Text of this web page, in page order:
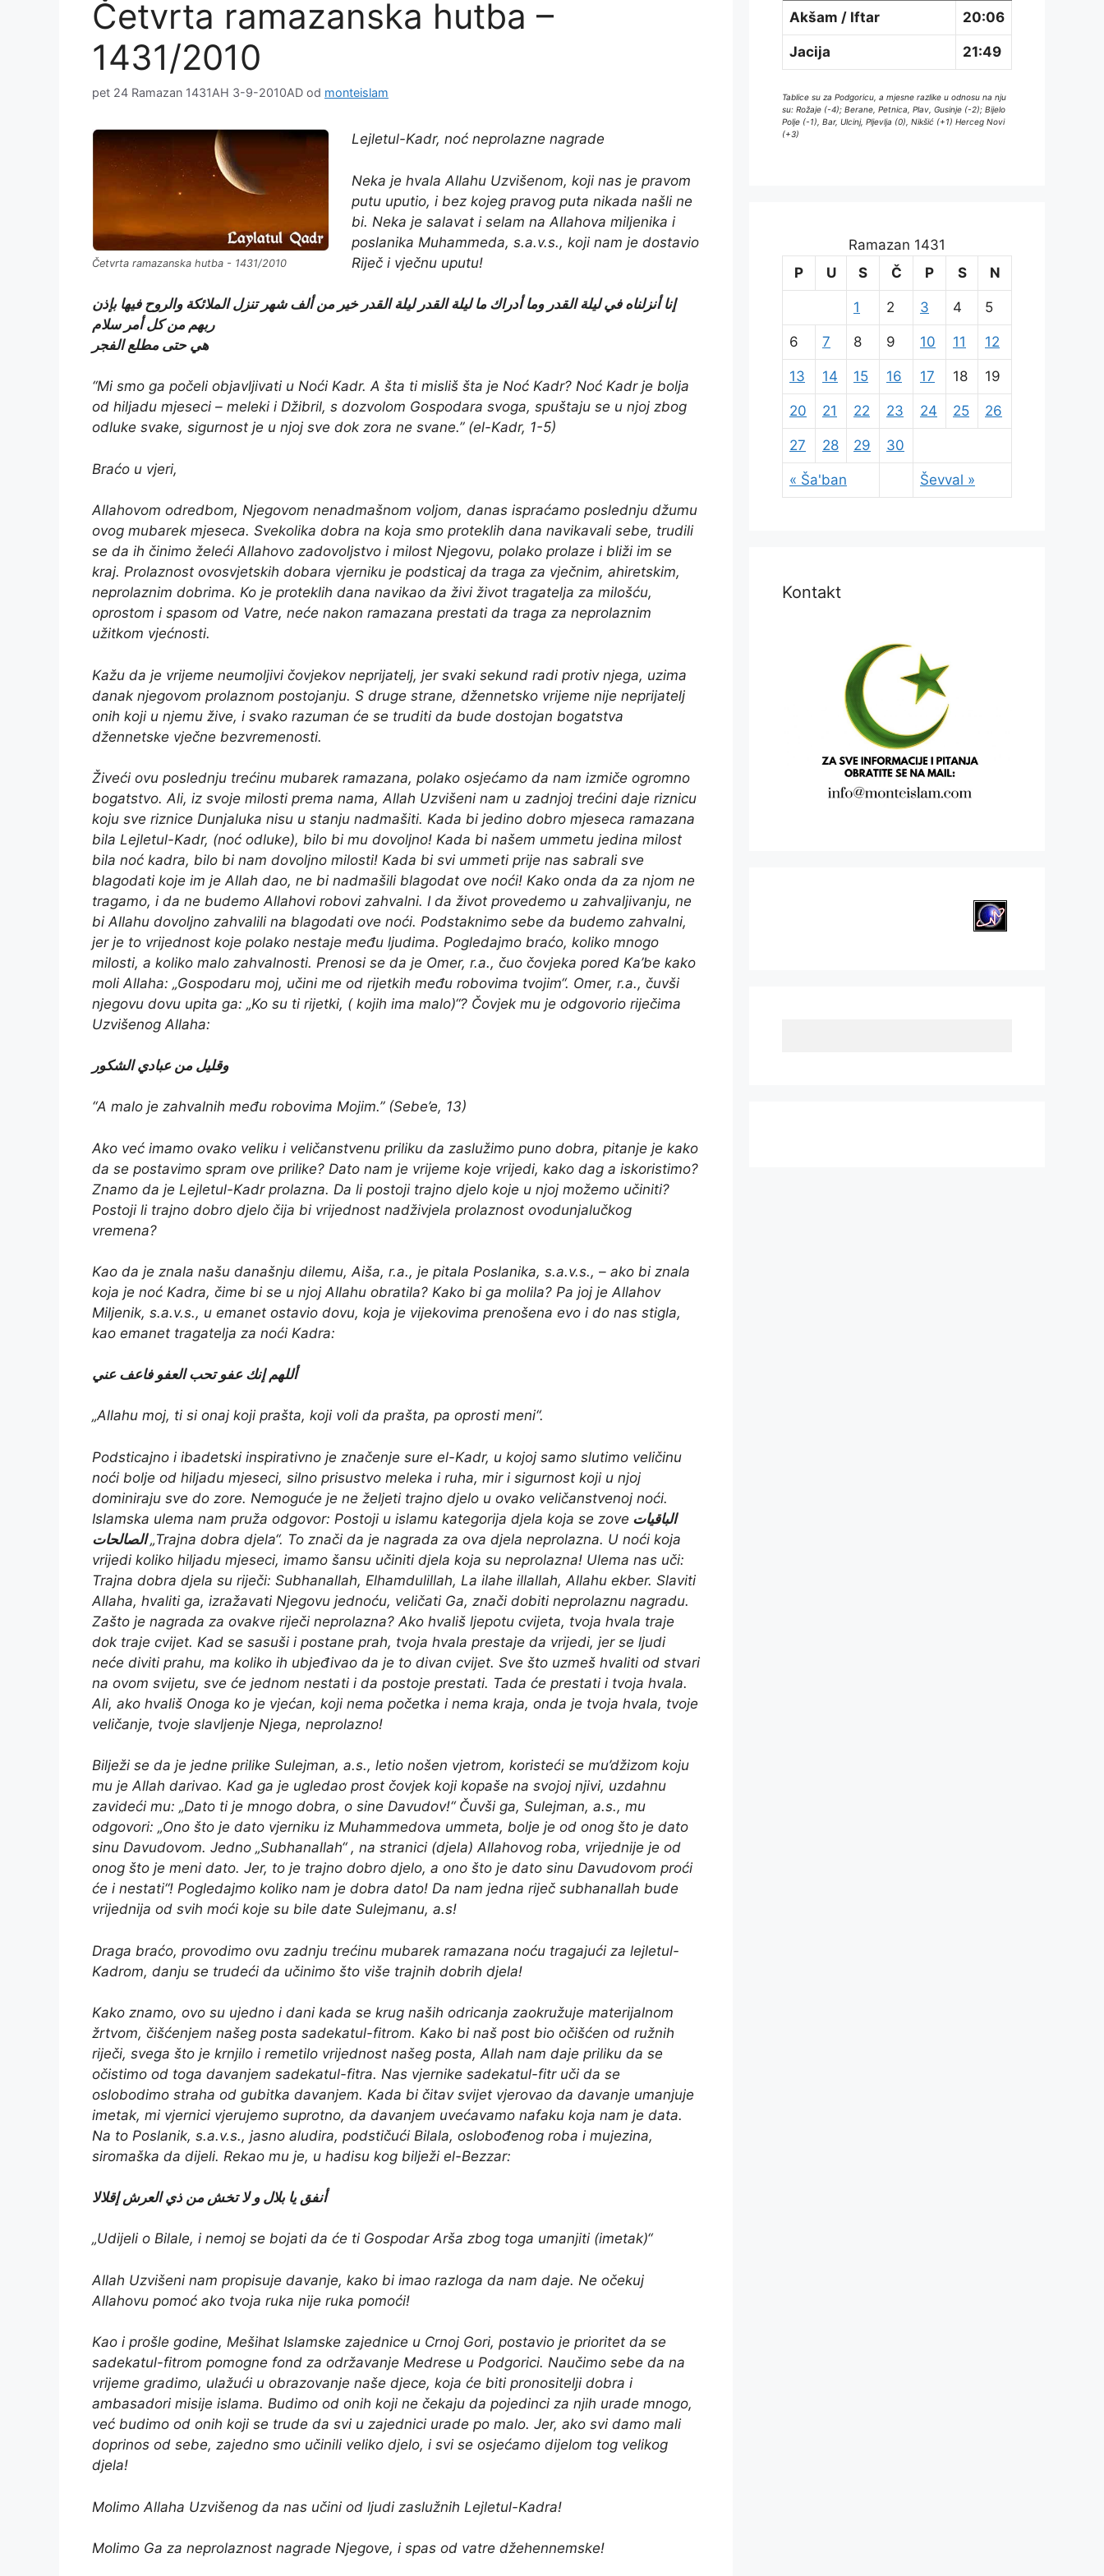
Četvrta ramazanska hutba –
1431/2010
pet 24 Ramazan 1431AH 3-9-2010AD od monteislam
Četvrta ramazanska hutba - 1431/2010
Lejletul-Kadr, noć neprolazne nagrade
Neka je hvala Allahu Uzvišenom, koji nas je pravom
putu uputio, i bez kojeg pravog puta nikada našli ne
bi. Neka je salavat i selam na Allahova miljenika i
poslanika Muhammeda, s.a.v.s., koji nam je dostavio
Riječ i vječnu uputu!
إنا أنزلناه في ليلة القدر وما أدراك ما ليلة القدر ليلة القدر خير من ألف شهر تنزل الملائكة والروح فيها بإذن
ربهم من كل أمر سلام
هي حتى مطلع الفجر
“Mi smo ga počeli objavljivati u Noći Kadr. A šta ti misliš šta je Noć Kadr? Noć Kadr je bolja
od hiljadu mjeseci – meleki i Džibril, s dozvolom Gospodara svoga, spuštaju se u njoj zbog
odluke svake, sigurnost je u njoj sve dok zora ne svane.” (el-Kadr, 1-5)
Braćo u vjeri,
Allahovom odredbom, Njegovom nenadmašnom voljom, danas ispraćamo poslednju džumu
ovog mubarek mjeseca. Svekolika dobra na koja smo proteklih dana navikavali sebe, trudili
se da ih činimo želeći Allahovo zadovoljstvo i milost Njegovu, polako prolaze i bliži im se
kraj. Prolaznost ovosvjetskih dobara vjerniku je podsticaj da traga za vječnim, ahiretskim,
neprolaznim dobrima. Ko je proteklih dana navikao da živi život tragatelja za milošću,
oprostom i spasom od Vatre, neće nakon ramazana prestati da traga za neprolaznim
užitkom vjećnosti.
Kažu da je vrijeme neumoljivi čovjekov neprijatelj, jer svaki sekund radi protiv njega, uzima
danak njegovom prolaznom postojanju. S druge strane, džennetsko vrijeme nije neprijatelj
onih koji u njemu žive, i svako razuman će se truditi da bude dostojan bogatstva
džennetske vječne bezvremenosti.
Živeći ovu poslednju trećinu mubarek ramazana, polako osjećamo da nam izmiče ogromno
bogatstvo. Ali, iz svoje milosti prema nama, Allah Uzvišeni nam u zadnjoj trećini daje riznicu
koju sve riznice Dunjaluka nisu u stanju nadmašiti. Kada bi jedino dobro mjeseca ramazana
bila Lejletul-Kadr, (noć odluke), bilo bi mu dovoljno! Kada bi našem ummetu jedina milost
bila noć kadra, bilo bi nam dovoljno milosti! Kada bi svi ummeti prije nas sabrali sve
blagodati koje im je Allah dao, ne bi nadmašili blagodat ove noći! Kako onda da za njom ne
tragamo, i da ne budemo Allahovi robovi zahvalni. I da život provedemo u zahvaljivanju, ne
bi Allahu dovoljno zahvalili na blagodati ove noći. Podstaknimo sebe da budemo zahvalni,
jer je to vrijednost koje polako nestaje među ljudima. Pogledajmo braćo, koliko mnogo
milosti, a koliko malo zahvalnosti. Prenosi se da je Omer, r.a., čuo čovjeka pored Ka’be kako
moli Allaha: „Gospodaru moj, učini me od rijetkih među robovima tvojim“. Omer, r.a., čuvši
njegovu dovu upita ga: „Ko su ti rijetki, ( kojih ima malo)“? Čovjek mu je odgovorio riječima
Uzvišenog Allaha:
وقليل من عبادي الشكور
“A malo je zahvalnih među robovima Mojim.” (Sebe’e, 13)
Ako već imamo ovako veliku i veličanstvenu priliku da zaslužimo puno dobra, pitanje je kako
da se postavimo spram ove prilike? Dato nam je vrijeme koje vrijedi, kako dag a iskoristimo?
Znamo da je Lejletul-Kadr prolazna. Da li postoji trajno djelo koje u njoj možemo učiniti?
Postoji li trajno dobro djelo čija bi vrijednost nadživjela prolaznost ovodunjalučkog
vremena?
Kao da je znala našu današnju dilemu, Aiša, r.a., je pitala Poslanika, s.a.v.s., – ako bi znala
koja je noć Kadra, čime bi se u njoj Allahu obratila? Kako bi ga molila? Pa joj je Allahov
Miljenik, s.a.v.s., u emanet ostavio dovu, koja je vijekovima prenošena evo i do nas stigla,
kao emanet tragatelja za noći Kadra:
أللهم إنك عفو تحب العفو فاعف عني
„Allahu moj, ti si onaj koji prašta, koji voli da prašta, pa oprosti meni“.
Podsticajno i ibadetski inspirativno je značenje sure el-Kadr, u kojoj samo slutimo veličinu
noći bolje od hiljadu mjeseci, silno prisustvo meleka i ruha, mir i sigurnost koji u njoj
dominiraju sve do zore. Nemoguće je ne željeti trajno djelo u ovako veličanstvenoj noći.
Islamska ulema nam pruža odgovor: Postoji u islamu kategorija djela koja se zove
الصالحات„Trajna dobra djela“. To znači da je nagrada za ova djela neprolazna. U noći koja
vrijedi koliko hiljadu mjeseci, imamo šansu učiniti djela koja su neprolazna! Ulema nas uči:
Trajna dobra djela su riječi: Subhanallah, Elhamdulillah, La ilahe illallah, Allahu ekber. Slaviti
Allaha, hvaliti ga, izražavati Njegovu jednoću, veličati Ga, znači dobiti neprolaznu nagradu.
Zašto je nagrada za ovakve riječi neprolazna? Ako hvališ ljepotu cvijeta, tvoja hvala traje
dok traje cvijet. Kad se sasuši i postane prah, tvoja hvala prestaje da vrijedi, jer se ljudi
neće diviti prahu, ma koliko ih ubjeđivao da je to divan cvijet. Sve što uzmeš hvaliti od stvari
na ovom svijetu, sve će jednom nestati i da postoje prestati. Tada će prestati i tvoja hvala.
Ali, ako hvališ Onoga ko je vjećan, koji nema početka i nema kraja, onda je tvoja hvala, tvoje
veličanje, tvoje slavljenje Njega, neprolazno!
Bilježi se da je jedne prilike Sulejman, a.s., letio nošen vjetrom, koristeći se mu’džizom koju
mu je Allah darivao. Kad ga je ugledao prost čovjek koji kopaše na svojoj njivi, uzdahnu
zavideći mu: „Dato ti je mnogo dobra, o sine Davudov!“ Čuvši ga, Sulejman, a.s., mu
odgovori: „Ono što je dato vjerniku iz Muhammedova ummeta, bolje je od onog što je dato
sinu Davudovom. Jedno „Subhanallah“ , na stranici (djela) Allahovog roba, vrijednije je od
onog što je meni dato. Jer, to je trajno dobro djelo, a ono što je dato sinu Davudovom proći
će i nestati“! Pogledajmo koliko nam je dobra dato! Da nam jedna riječ subhanallah bude
vrijednija od svih moći koje su bile date Sulejmanu, a.s!
Draga braćo, provodimo ovu zadnju trećinu mubarek ramazana noću tragajući za lejletul-
Kadrom, danju se trudeći da učinimo što više trajnih dobrih djela!
Kako znamo, ovo su ujedno i dani kada se krug naših odricanja zaokružuje materijalnom
žrtvom, čišćenjem našeg posta sadekatul-fitrom. Kako bi naš post bio očišćen od ružnih
riječi, svega što je krnjilo i remetilo vrijednost našeg posta, Allah nam daje priliku da se
očistimo od toga davanjem sadekatul-fitra. Nas vjernike sadekatul-fitr uči da se
oslobodimo straha od gubitka davanjem. Kada bi čitav svijet vjerovao da davanje umanjuje
imetak, mi vjernici vjerujemo suprotno, da davanjem uvećavamo nafaku koja nam je data.
Na to Poslanik, s.a.v.s., jasno aludira, podstičući Bilala, oslobođenog roba i mujezina,
siromaška da dijeli. Rekao mu je, u hadisu kog bilježi el-Bezzar:
أنفق يا بلال و لا تخش من ذي العرش إقلالا
„Udijeli o Bilale, i nemoj se bojati da će ti Gospodar Arša zbog toga umanjiti (imetak)“
Allah Uzvišeni nam propisuje davanje, kako bi imao razloga da nam daje. Ne očekuj
Allahovu pomoć ako tvoja ruka nije ruka pomoći!
Kao i prošle godine, Mešihat Islamske zajednice u Crnoj Gori, postavio je prioritet da se
sadekatul-fitrom pomogne fond za održavanje Medrese u Podgorici. Naučimo sebe da na
vrijeme gradimo, ulažući u obrazovanje naše djece, koja će biti pronositelji dobra i
ambasadori misije islama. Budimo od onih koji ne čekaju da pojedinci za njih urade mnogo,
već budimo od onih koji se trude da svi u zajednici urade po malo. Jer, ako svi damo mali
doprinos od sebe, zajedno smo učinili veliko djelo, i svi se osjećamo dijelom tog velikog
djela!
Molimo Allaha Uzvišenog da nas učini od ljudi zaslužnih Lejletul-Kadra!
Molimo Ga za neprolaznost nagrade Njegove, i spas od vatre džehennemske!
Akšam / Iftar 20:06
Jacija 21:49
Tablice su za Podgoricu, a mjesne razlike u odnosu na nju
su: Rožaje (-4); Berane, Petnica, Plav, Gusinje (-2); Bijelo
Polje (-1), Bar, Ulcinj, Pljevlja (0), Nikšić (+1) Herceg Novi
(+3)
Ramazan 1431
P
U S Č P S N
« Ša'ban Ševval »
1 2 3 4 5
6 7 8 9 10 11 12
13 14 15 16 17 18 19
20 21 22 23 24 25 26
27 28 29 30
Kontakt